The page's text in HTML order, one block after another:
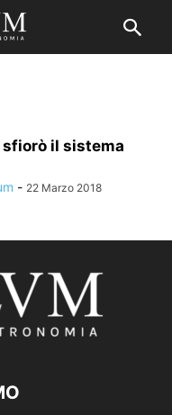
sfiorò il sistema
- 22 Marzo 2018